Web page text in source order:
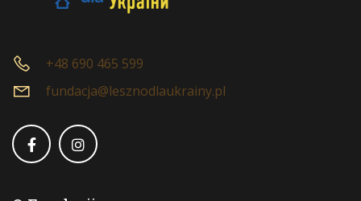
+48 690 465 599
fundacja@lesznodlaukrainy.pl